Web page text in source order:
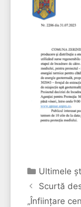
Categorii
Ultimele
Scurtă
„Înființare